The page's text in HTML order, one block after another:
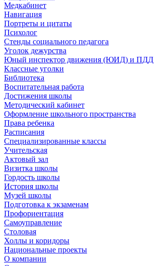
Медкабинет
Навигация
Портреты и цитаты
Психолог
Стенды социального педагога
Уголок дежурства
Юный инспектор движения (ЮИД) и ПДД
Классные уголки
Библиотека
Воспитательная работа
Достижения школы
Методический кабинет
Оформление школьного пространства
Права ребенка
Расписания
Специализированные классы
Учительская
Актовый зал
Визитка школы
Гордость школы
История школы
Музей школы
Подготовка к экзаменам
Профориентация
Самоуправление
Столовая
Холлы и коридоры
Национальные проекты
О компании